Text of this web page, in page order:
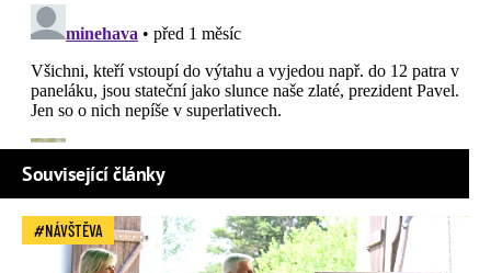
Související články
NÁVŠTĚVA